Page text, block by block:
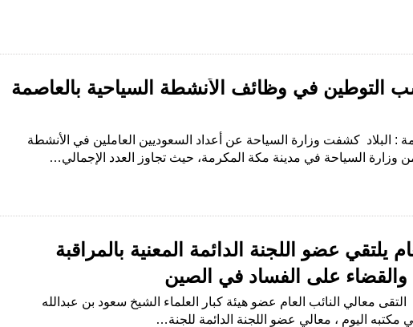
التوطين في وظائف الأنشطة السياحية بالعاصمة
: البلاد كشفت وزارة السياحة عن أعداد السعوديين العاملين في الأنشطة
وزارة السياحة في مدينة مكة المكرمة، حيث تجاوز العدد الإجمالي…
يلتقي عضو اللجنة الدائمة المعنية بالمراقبة
والقضاء على الفساد في الصين
معالي النائب العام عضو هيئة كبار العلماء الشيخ سعود بن عبدالله
مكتبه اليوم ، معالي عضو اللجنة الدائمة للجنة…